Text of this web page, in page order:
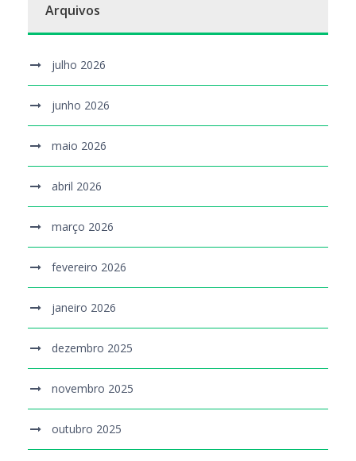
Arquivos
julho 2026
junho 2026
maio 2026
abril 2026
março 2026
fevereiro 2026
janeiro 2026
dezembro 2025
novembro 2025
outubro 2025